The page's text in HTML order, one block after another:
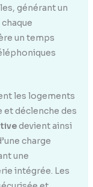
générant un
un temps
les logements
et déclenche des
devient ainsi
charge
une
intégrée. Les